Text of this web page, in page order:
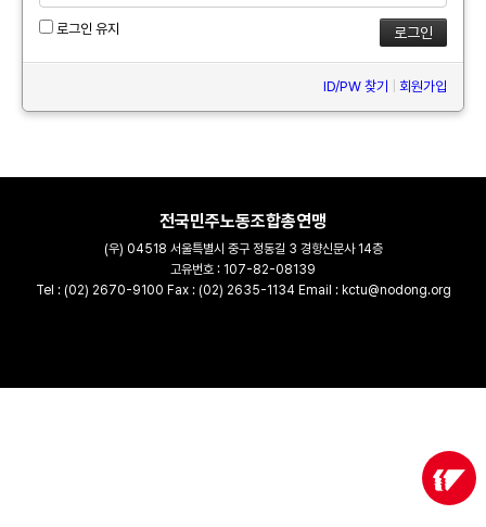
로그인 유지
ID/PW 찾기 회원가입
전국민주노동조합총연맹
(우) 04518 서울특별시 중구 정동길 3 경향신문사 14층
고유번호 : 107-82-08139
Tel : (02) 2670-9100 Fax : (02) 2635-1134 Email : kctu@nodong.org